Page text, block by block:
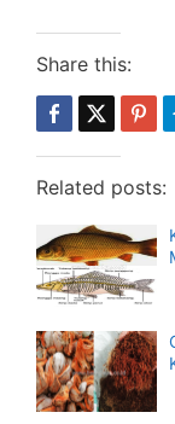
Share this:
Related posts: